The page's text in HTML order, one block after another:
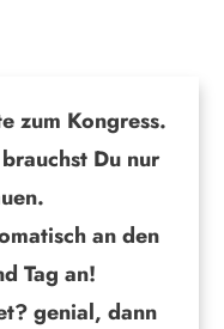
zum Kongress.
Du nur
an den
Tag an!
genial, dann